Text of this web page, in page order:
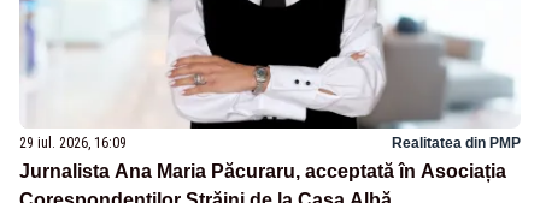
29 iul. 2026, 16:09 Realitatea din PMP
Jurnalista Ana Maria Păcuraru, acceptată în Asociația